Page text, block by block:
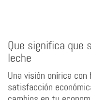
Que significa que
leche
Una visión onírica con
satisfacción